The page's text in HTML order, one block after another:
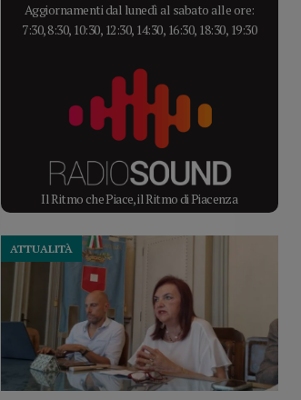
Aggiornamenti dal lunedì al sabato alle ore:
7:30, 8:30, 10:30, 12:30, 14:30, 16:30, 18:30, 19:30
Il Ritmo che Piace, il Ritmo di Piacenza
ATTUALITÀ